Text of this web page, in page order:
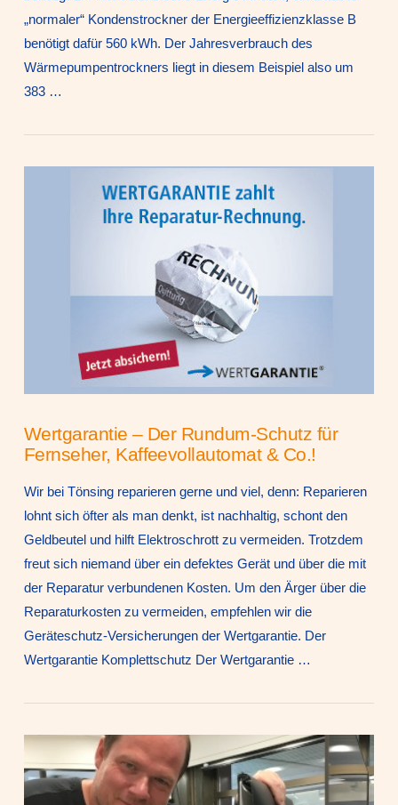
VIEW POST
„normaler“ Kondenstrockner der Energieeffizienzklasse B
benötigt dafür 560 kWh. Der Jahresverbrauch des
Wärmepumpentrockners liegt in diesem Beispiel also um
383 …
VIEW POST
Wertgarantie – Der Rundum-Schutz für
Fernseher, Kaffeevollautomat & Co.!
Wir bei Tönsing reparieren gerne und viel, denn: Reparieren
lohnt sich öfter als man denkt, ist nachhaltig, schont den
Geldbeutel und hilft Elektroschrott zu vermeiden. Trotzdem
freut sich niemand über ein defektes Gerät und über die mit
der Reparatur verbundenen Kosten. Um den Ärger über die
Reparaturkosten zu vermeiden, empfehlen wir die
Geräteschutz-Versicherungen der Wertgarantie. Der
Wertgarantie Komplettschutz Der Wertgarantie …